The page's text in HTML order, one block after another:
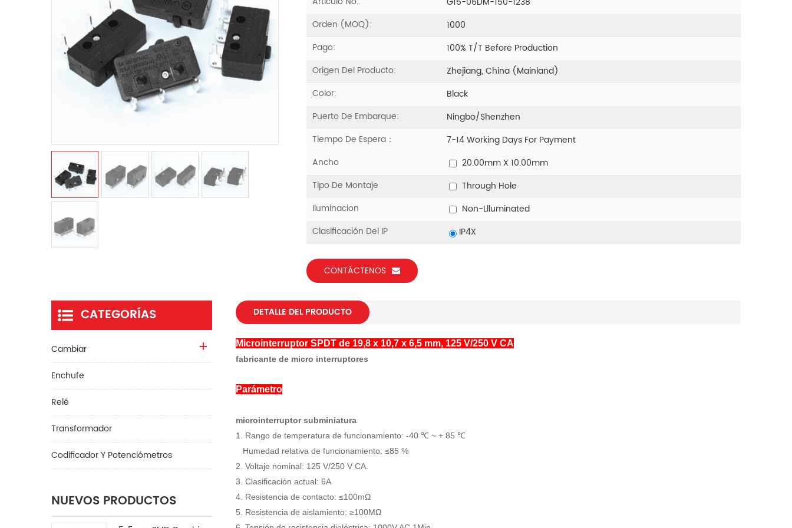
Orden (MOQ):
1000
Pago:
100% T/T Before Production
Origen Del Producto:
Zhejiang, China (Mainland)
Color:
Black
Puerto De Embarque:
Ningbo/Shenzhen
Tiempo De Espera：
7-14 Working Days For Payment
Ancho
20.00mm X 10.00mm
Tipo De Montaje
Through Hole
Iluminacion
Non-Llluminated
Clasificación Del IP
IP4X
CONTÁCTENOS
DETALLE DEL PRODUCTO
Microinterruptor SPDT de 19,8 x 10,7 x 6,5 mm, 125 V/250 V CA
fabricante de micro interruptores
Parámetro
microinterruptor subminiatura
1. Rango de temperatura de funcionamiento: -40 ℃ ~ + 85 ℃
Humedad relativa de funcionamiento: ≤85 %
2. Voltaje nominal: 125 V/250 V CA.
3. Clasificación actual: 6A
4. Resistencia de contacto: ≤100mΩ
5. Resistencia de aislamiento: ≥100MΩ
CATEGORÍAS
Cambiar
Enchufe
Relé
Transformador
Codificador Y Potenciómetros
NUEVOS PRODUCTOS